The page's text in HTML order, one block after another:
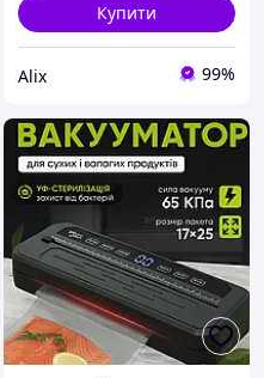
Купити
Alix 99%